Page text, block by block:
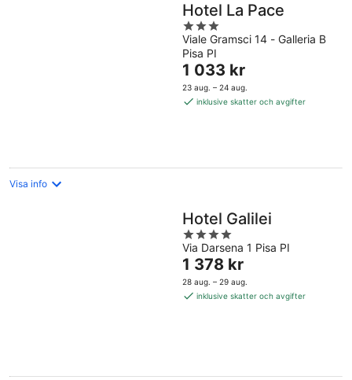
Hotel La Pace
3
out
of
5
Viale Gramsci 14 - Galleria B
Pisa PI
Priset
är
1 033 kr
1 033 kr
23 aug. – 24 aug.
inklusive skatter och avgifter
Visa info
Hotel Galilei
4
out
of
5
Via Darsena 1 Pisa PI
Priset
är
1 378 kr
1 378 kr
28 aug. – 29 aug.
inklusive skatter och avgifter